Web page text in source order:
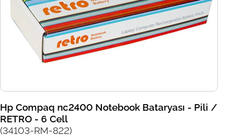
Hp Compaq nc2400 Notebook Bataryası - Pili /
RETRO - 6 Cell
(34103-RM-822)